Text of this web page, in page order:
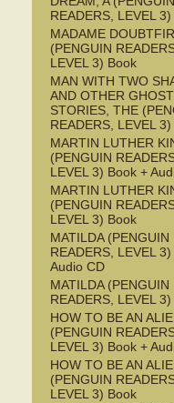
READERS, LEVEL
MADAME
(PENGUIN
LEVEL 3) Book
MAN WITH TWO
AND OTHER GHOST
STORIES, THE
READERS, LEVEL
MARTIN LUTHER
(PENGUIN
LEVEL 3) Book +
MARTIN LUTHER
(PENGUIN
LEVEL 3) Book
MATILDA (PENGUIN
READERS, LEVEL
Audio CD
MATILDA (PENGUIN
READERS, LEVEL
HOW TO BE AN
(PENGUIN
LEVEL 3) Book +
HOW TO BE AN
(PENGUIN
LEVEL 3) Book